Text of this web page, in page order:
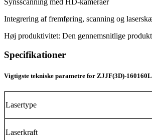
Integrering af fremføring, scanning og
Høj produktivitet: Den gennemsnitlige
Specifikationer
Vigtigste tekniske parametre for ZJJF(3D)-
Lasertype
Laserkraft